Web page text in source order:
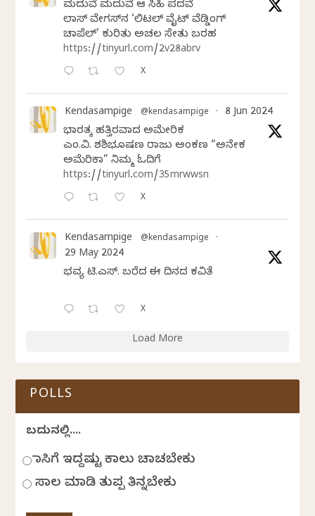
ಮದುವೆ ಮದುವೆ ಆ ಸಿಹಿ ಪದವೆ
ಲಾಸ್‌ ವೇಗಸ್‌ನ ‘ಲಿಟಲ್ ವೈಟ್ ವೆಡ್ಡಿಂಗ್
ಚಾಪೆಲ್’ ಕುರಿತು ಅಚಲ ಸೇತು ಬರಹ
https://tinyurl.com/2v28abrv
X
Kendasampige @kendasampige · 8 Jun 2024
ಭಾರತಕ್ಕೆ ಹತ್ತಿರವಾದ ಅಮೇರಿಕ
ಎಂ.ವಿ. ಶಶಿಭೂಷಣ ರಾಜು ಅಂಕಣ “ಅನೇಕ
ಅಮೆರಿಕಾ” ನಿಮ್ಮ ಓದಿಗೆ
https://tinyurl.com/35mrwwsn
X
Kendasampige @kendasampige ·
29 May 2024
ಭವ್ಯ ಟಿ.ಎಸ್. ಬರೆದ ಈ ದಿನದ ಕವಿತೆ
X
Load More
POLLS
ಬದುಕಿನಲ್ಲಿ....
ಹಾಸಿಗೆ ಇದ್ದಷ್ಟು ಕಾಲು ಚಾಚಬೇಕು
ಸಾಲ ಮಾಡಿ ತುಪ್ಪ ತಿನ್ನಬೇಕು